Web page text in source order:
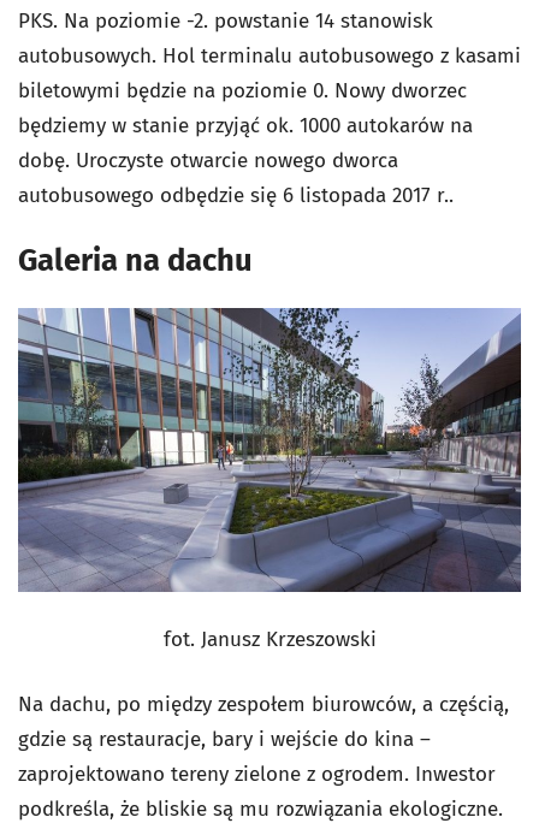
PKS. Na poziomie -2. powstanie 14 stanowisk
autobusowych. Hol terminalu autobusowego z kasami
biletowymi będzie na poziomie 0. Nowy dworzec
będziemy w stanie przyjąć ok. 1000 autokarów na
dobę. Uroczyste otwarcie nowego dworca
autobusowego odbędzie się 6 listopada 2017 r..
Galeria na dachu
fot. Janusz Krzeszowski
Na dachu, po między zespołem biurowców, a częścią,
gdzie są restauracje, bary i wejście do kina –
zaprojektowano tereny zielone z ogrodem. Inwestor
podkreśla, że bliskie są mu rozwiązania ekologiczne.